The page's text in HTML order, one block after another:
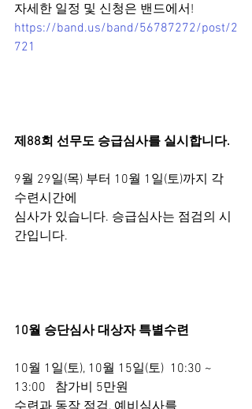
자세한 일정 및 신청은 밴드에서!
https://band.us/band/56787272/post/2
721
제88회 선무도 승급심사를 실시합니다.
9월 29일(목) 부터 10월 1일(토)까지 각
수련시간에
심사가 있습니다. 승급심사는 점검의 시
간입니다.
10월 승단심사 대상자 특별수련
10월 1일(토), 10월 15일(토)  10:30 ~
13:00   참가비 5만원